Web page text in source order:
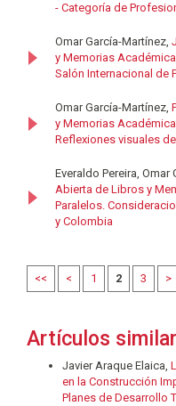
- Categoría de
Omar García-Martínez,
y Memorias
Salón Internacional de
Omar García-Martínez,
y Memorias
Reflexiones visuales
Everaldo Pereira, Omar
Abierta de Libros y
Paralelos.
y Colombia
<< < 1 2 3 >
Artículos
Javier Araque Elaica,
en la Construcción
Planes de Desarrollo